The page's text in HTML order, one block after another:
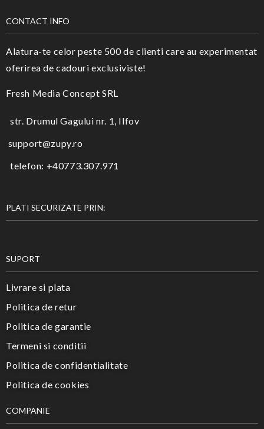
CONTACT INFO
Alatura-te celor peste 500 de clienti care au experimentat
oferirea de cadouri exclusiviste!
Fresh Media Concept SRL
str. Drumul Gagului nr. 1, Ilfov
support@zupy.ro
telefon: +40773.307.971
PLATI SECURIZATE PRIN:
SUPORT
Livrare si plata
Politica de retur
Politica de garantie
Termeni si conditii
Politica de confidentialitate
Politica de cookies
COMPANIE